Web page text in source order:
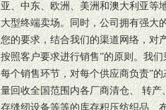
亚、中东、欧洲、美洲和澳大利亚等
大型终端卖场。同时，公司拥有强大
您的要求，结合我们的渠道网络，对
按照客户要求进行销售”的原则。我
每个销售环节，对每个供应商负责”
量回收全国范围内各厂商清仓、 转
存缝纫设备等等的库存积压纺织品、